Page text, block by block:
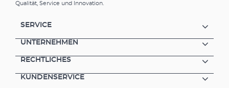
Qualität, Service und Innovation.
SERVICE
UNTERNEHMEN
RECHTLICHES
KUNDENSERVICE